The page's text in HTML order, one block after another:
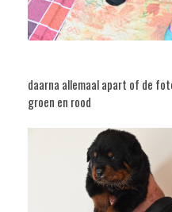
daarna allemaal apart of de
groen en rood